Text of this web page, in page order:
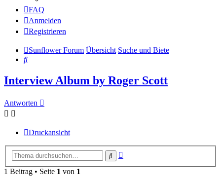
FAQ
Anmelden
Registrieren
Sunflower Forum Übersicht Suche und Biete
Suche
Interview Album by Roger Scott
Antworten
Druckansicht
Suche
1 Beitrag • Seite 1 von 1